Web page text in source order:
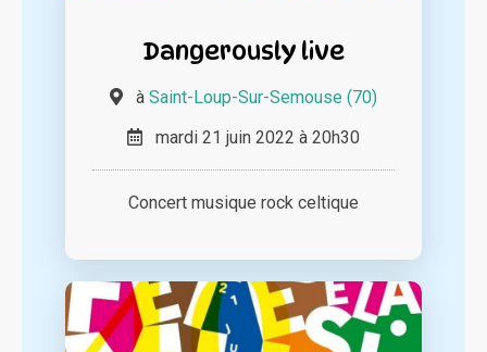
Dangerously live
à Saint-Loup-Sur-Semouse (70)
mardi 21 juin 2022 à 20h30
Concert musique rock celtique